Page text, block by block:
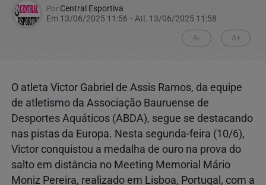
PorCentral Esportiva
Em 13/06/2025 11:56 - Atl. 13/06/2025 11:58
A- A+
O atleta Victor Gabriel de Assis Ramos, da equipe
de atletismo da Associação Bauruense de
Desportes Aquáticos (ABDA), segue se destacando
nas pistas da Europa. Nesta segunda-feira (10/6),
Victor conquistou a medalha de ouro na prova do
salto em distância no Meeting Memorial Mário
Moniz Pereira, realizado em Lisboa, Portugal, com a